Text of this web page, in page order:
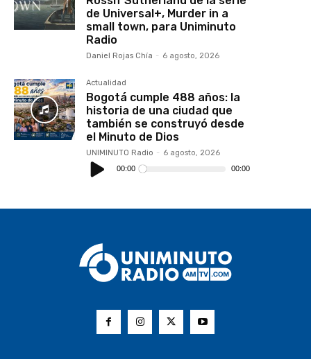
de Universal+, Murder in a
small town, para Uniminuto
Radio
Daniel Rojas Chía - 6 agosto, 2026
Actualidad
Bogotá cumple 488 años: la
historia de una ciudad que
también se construyó desde
el Minuto de Dios
UNIMINUTO Radio - 6 agosto, 2026
Reproductor
de
audio
00:00 00:00